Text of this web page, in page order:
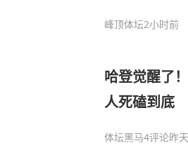
峰顶体坛2小时前
哈登觉醒了
人死磕到底
体坛黑马4评论昨天